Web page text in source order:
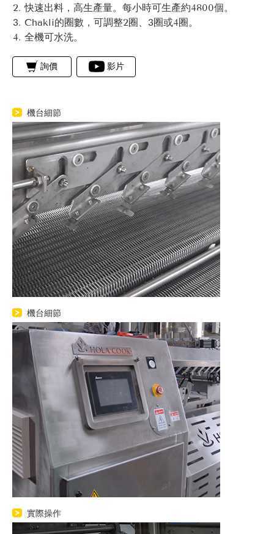
快速出料，高生產量。每小時可生產約4800個。
Chakli的圈數，可調整2圈、3圈或4圈。
全機可水洗。
詢價 影片
機台細節
機台細節
實際操作